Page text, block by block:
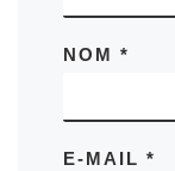
NOM *
E-MAIL *